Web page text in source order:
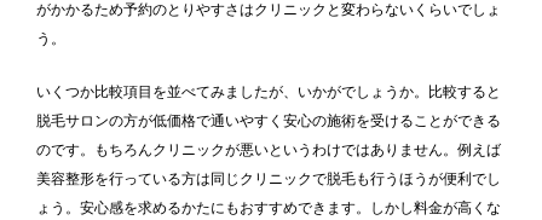
がかかるため予約のとりやすさはクリニックと変わらないくらいでしょ
う。
いくつか比較項目を並べてみましたが、いかがでしょうか。比較すると
脱毛サロンの方が低価格で通いやすく安心の施術を受けることができる
のです。もちろんクリニックが悪いというわけではありません。例えば
美容整形を行っている方は同じクリニックで脱毛も行うほうが便利でし
ょう。安心感を求めるかたにもおすすめできます。しかし料金が高くな